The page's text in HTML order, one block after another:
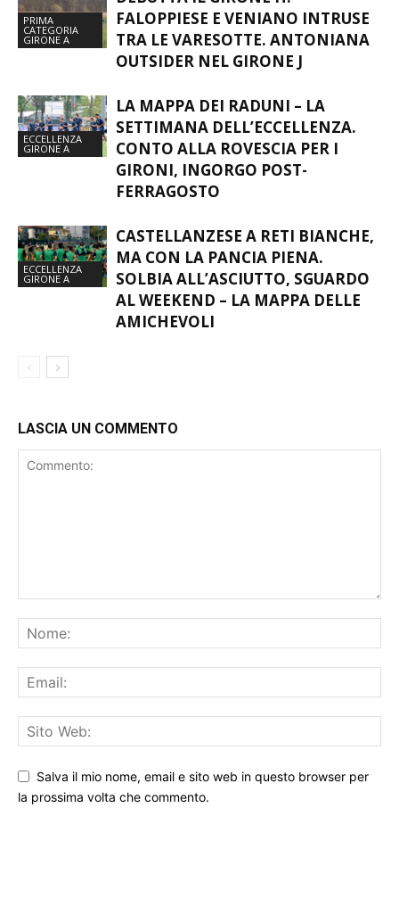
DEBUTTA IL GIRONE H:
FALOPPIESE E VENIANO INTRUSE
TRA LE VARESOTTE. ANTONIANA
LA MAPPA DEI RADUNI – LA
SETTIMANA DELL’ECCELLENZA.
CONTO ALLA ROVESCIA PER I
GIRONI, INGORGO POST-
CASTELLANZESE A RETI BIANCHE,
MA CON LA PANCIA PIENA.
SOLBIA ALL’ASCIUTTO, SGUARDO
AL WEEKEND – LA MAPPA DELLE
LASCIA UN COMMENTO